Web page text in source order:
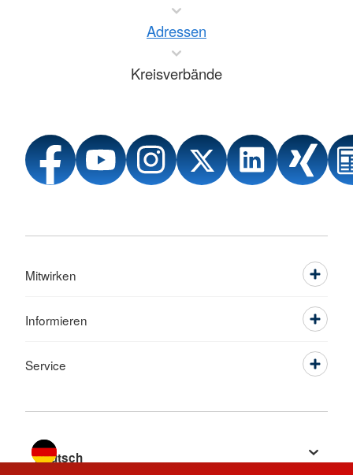
Adressen
Kreisverbände
Mitwirken
Informieren
Service
Sprache wechseln zu